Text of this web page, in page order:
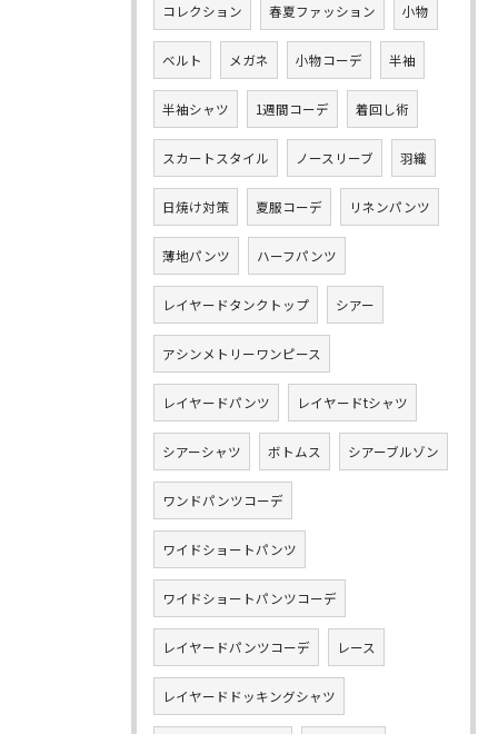
コレクション 春夏ファッション 小物
ベルト メガネ 小物コーデ 半袖
半袖シャツ 1週間コーデ 着回し術
スカートスタイル ノースリーブ 羽織
日焼け対策 夏服コーデ リネンパンツ
薄地パンツ ハーフパンツ
レイヤードタンクトップ シアー
アシンメトリーワンピース
レイヤードパンツ レイヤードtシャツ
シアーシャツ ボトムス シアーブルゾン
ワンドパンツコーデ
ワイドショートパンツ
ワイドショートパンツコーデ
レイヤードパンツコーデ レース
レイヤードドッキングシャツ